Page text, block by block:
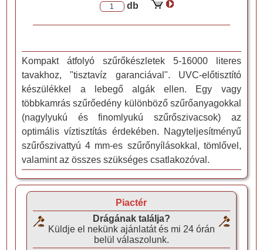
db
Kompakt átfolyó szűrőkészletek 5-16000 literes
tavakhoz, "tisztavíz garanciával". UVC-előtisztító
készülékkel a lebegő algák ellen. Egy vagy
többkamrás szűrőedény különböző szűrőanyagokkal
(nagylyukú és finomlyukú szűrőszivacsok) az
optimális víztisztítás érdekében. Nagyteljesítményű
szűrőszivattyú 4 mm-es szűrőnyílásokkal, tömlővel,
valamint az összes szükséges csatlakozóval.
Piactér
Drágának találja?
Küldje el nekünk ajánlatát és mi 24 órán
belül válaszolunk.